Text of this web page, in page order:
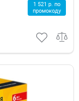
1 521 р. по
промокоду